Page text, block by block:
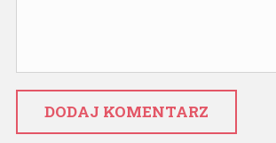
DODAJ KOMENTARZ